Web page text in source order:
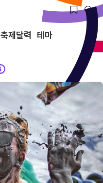
축제달력 테마